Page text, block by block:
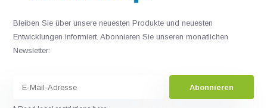
Bleiben Sie über unsere neuesten Produkte und neuesten
Entwicklungen informiert. Abonnieren Sie unseren monatlichen
Newsletter:
Abonnieren